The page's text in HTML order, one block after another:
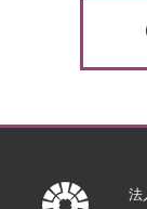
法